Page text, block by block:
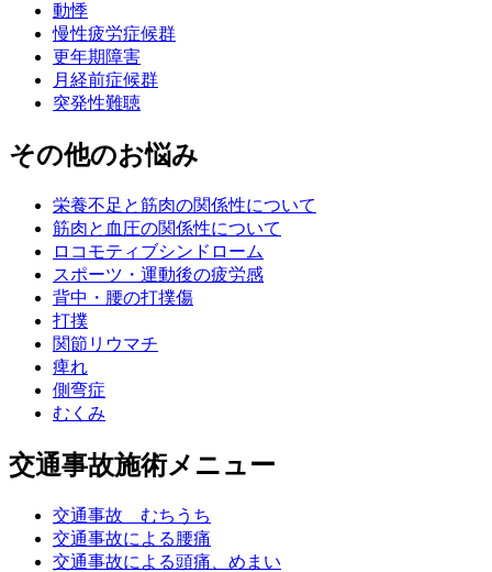
動悸
慢性疲労症候群
更年期障害
月経前症候群
突発性難聴
その他のお悩み
栄養不足と筋肉の関係性について
筋肉と血圧の関係性について
ロコモティブシンドローム
スポーツ・運動後の疲労感
背中・腰の打撲傷
打撲
関節リウマチ
痺れ
側弯症
むくみ
交通事故施術メニュー
交通事故 むちうち
交通事故による腰痛
交通事故による頭痛、めまい